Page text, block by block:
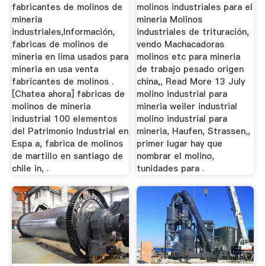
fabricantes de molinos de
mineria
industriales,Información,
fabricas de molinos de
mineria en lima usados para
mineria en usa venta
fabricantes de molinos .
[Chatea ahora] fabricas de
molinos de mineria
industrial 100 elementos
del Patrimonio Industrial en
Espa a, fabrica de molinos
de martillo en santiago de
chile in, .
molinos industriales para el
mineria Molinos
industriales de trituración,
vendo Machacadoras
molinos etc para mineria
de trabajo pesado origen
china,, Read More 13 July
molino industrial para
mineria weiler industrial
molino industrial para
mineria, Haufen, Strassen,,
primer lugar hay que
nombrar el molino,
tunidades para .